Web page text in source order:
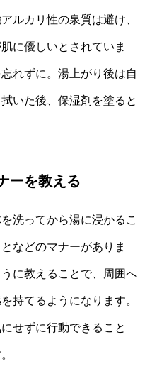
ルカリ性の泉質は避け、
に優しいとされていま
れずに。湯上がり後は自
いた後、保湿剤を塗ると
ーを教える
洗ってから湯に浸かるこ
などのマナーがありま
に教えることで、周囲へ
持てるようになります。
せずに行動できること